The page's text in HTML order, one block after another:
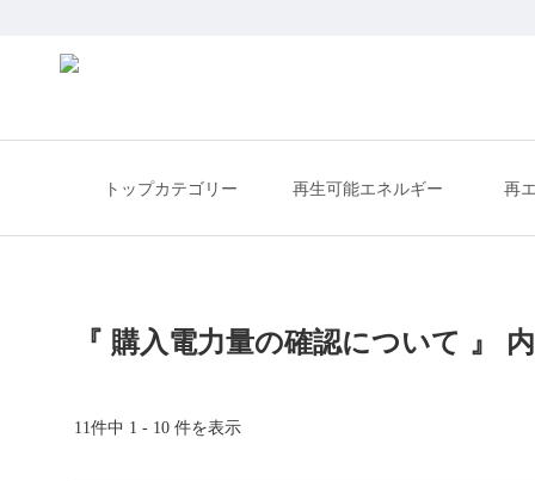
トップカテゴリー 再生可能エネルギー 再
『 購入電力量の確認について 』
11件中 1 - 10 件を表示